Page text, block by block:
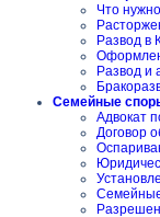
Что
Развод в
Развод и
Семейные
Адвокат
Договор